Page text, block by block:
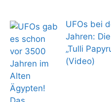
UFOs bei
Jahren:
„Tulli
(Video)